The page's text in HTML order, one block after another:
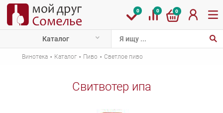
0 0 0
Каталог
Винотека · Каталог · Пиво · Светлое пиво
Свитвотер ипа